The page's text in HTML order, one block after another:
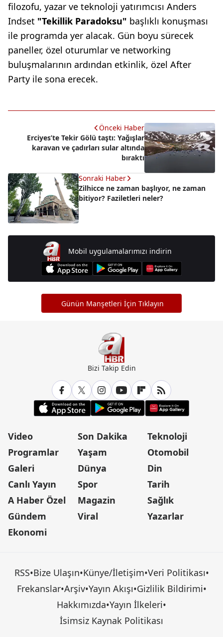
filozofu, yazar ve teknoloji yatırımcısı Anders
Indset "Tekillik Paradoksu" başlıklı konuşması
ile programda yer alacak. Gün boyu sürecek
paneller, özel oturumlar ve networking
buluşmalarının ardından etkinlik, özel After
Party ile sona erecek.
Önceki Haber
Erciyes’te Tekir Gölü taştı: Yağışlar
karavan ve çadırları sular altında
bıraktı
Sonraki Haber
Zilhicce ne zaman başlıyor, ne zaman
bitiyor? Faziletleri neler?
Mobil uygulamalarımızı indirin
Günün Manşetleri İçin Tıklayın
Bizi Takip Edin
Video
Programlar
Galeri
Canlı Yayın
A Haber Özel
Gündem
Ekonomi
Son Dakika
Yaşam
Dünya
Spor
Magazin
Viral
Teknoloji
Otomobil
Din
Tarih
Sağlık
Yazarlar
RSS•Bize Ulaşın•Künye/İletişim•Veri Politikası•
Frekanslar•Arşiv•Yayın Akışı•Gizlilik Bildirimi•
Hakkımızda•Yayın İlkeleri•
İsimsiz Kaynak Politikası